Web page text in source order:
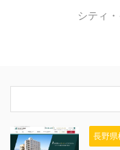
シティ
長野県